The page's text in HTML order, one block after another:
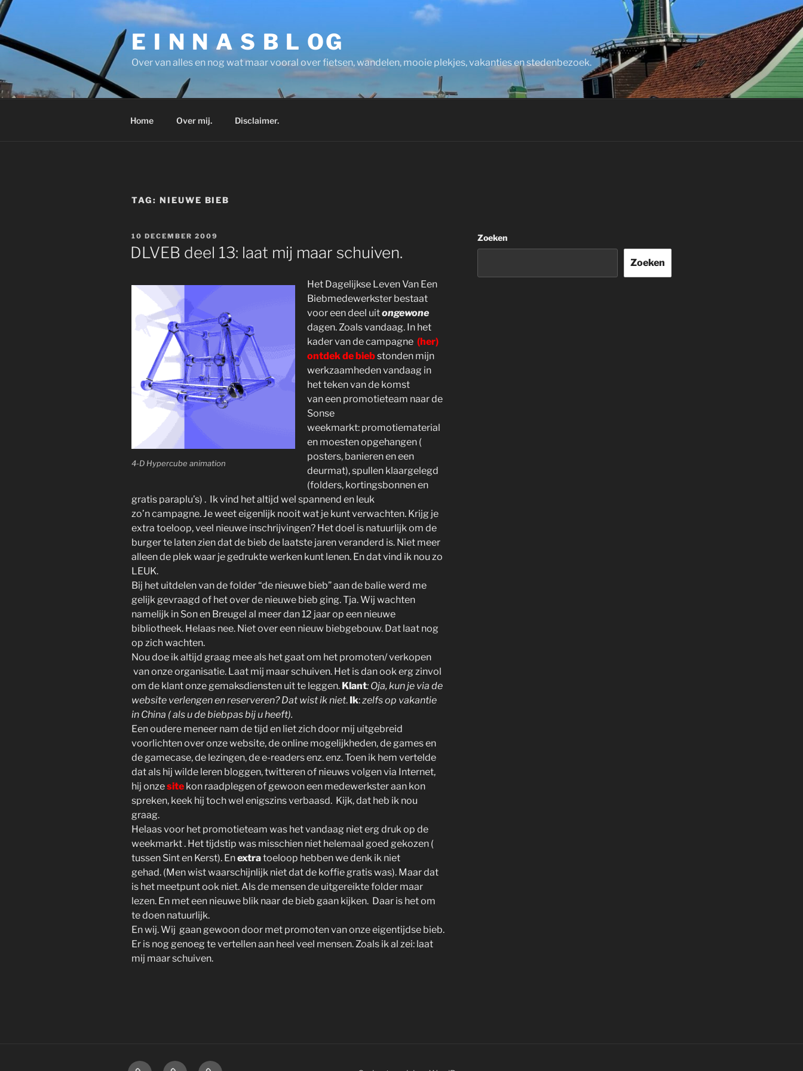
Ga
naar
de
inhoud
E I N N A S B L OG
Over van alles en nog wat maar vooral over fietsen, wandelen, mooie plekjes, vakanties en stedenbezoek.
Home Over mij. Disclaimer.
TAG: NIEUWE BIEB
GEPLAATST
OP
10 DECEMBER 2009
DLVEB deel 13: laat mij maar schuiven.
4-D Hypercube animation
Het Dagelijkse Leven Van Een
Biebmedewerkster bestaat
voor een deel uitongewone
dagen. Zoals vandaag. In het
kader van de campagne (her)
ontdek de biebstonden mijn
werkzaamheden vandaag in
het teken van de komst
van een promotieteam naar de
Sonse
weekmarkt: promotiematerial
en moesten opgehangen (
posters, banieren en een
deurmat), spullen klaargelegd
(folders, kortingsbonnen en
gratis paraplu’s) . Ik vind het altijd wel spannend en leuk
zo’n campagne. Je weet eigenlijk nooit wat je kunt verwachten. Krijg je
extra toeloop, veel nieuwe inschrijvingen? Het doel is natuurlijk om de
burger te laten zien dat de bieb de laatste jaren veranderd is. Niet meer
alleen de plek waar je gedrukte werken kunt lenen. En dat vind ik nou zo
LEUK.
Bij het uitdelen van de folder “de nieuwe bieb” aan de balie werd me
gelijk gevraagd of het over de nieuwe bieb ging. Tja. Wij wachten
namelijk in Son en Breugel al meer dan 12 jaar op een nieuwe
bibliotheek. Helaas nee. Niet over een nieuw biebgebouw. Dat laat nog
op zich wachten.
Nou doe ik altijd graag mee als het gaat om het promoten/ verkopen
van onze organisatie. Laat mij maar schuiven. Het is dan ook erg zinvol
om de klant onze gemaksdiensten uit te leggen. Klant: Oja, kun je via de
website verlengen en reserveren? Dat wist ik niet. Ik:zelfs op vakantie
in China ( als u de biebpas bij u heeft).
Een oudere meneer nam de tijd en liet zich door mij uitgebreid
voorlichten over onze website, de online mogelijkheden, de games en
de gamecase, de lezingen, de e-readers enz. enz. Toen ik hem vertelde
dat als hij wilde leren bloggen, twitteren of nieuws volgen via Internet,
hij onzesite kon raadplegen of gewoon een medewerkster aan kon
spreken, keek hij toch wel enigszins verbaasd. Kijk, dat heb ik nou
graag.
Helaas voor het promotieteam was het vandaag niet erg druk op de
weekmarkt . Het tijdstip was misschien niet helemaal goed gekozen (
tussen Sint en Kerst). Enextratoeloop hebben we denk ik niet
gehad. (Men wist waarschijnlijk niet dat de koffie gratis was). Maar dat
is het meetpunt ook niet. Als de mensen de uitgereikte folder maar
lezen. En met een nieuwe blik naar de bieb gaan kijken. Daar is het om
te doen natuurlijk.
En wij. Wij gaan gewoon door met promoten van onze eigentijdse bieb.
Er is nog genoeg te vertellen aan heel veel mensen. Zoals ik al zei: laat
mij maar schuiven.
Zoeken
Zoeken
Home Over Disclaimer.